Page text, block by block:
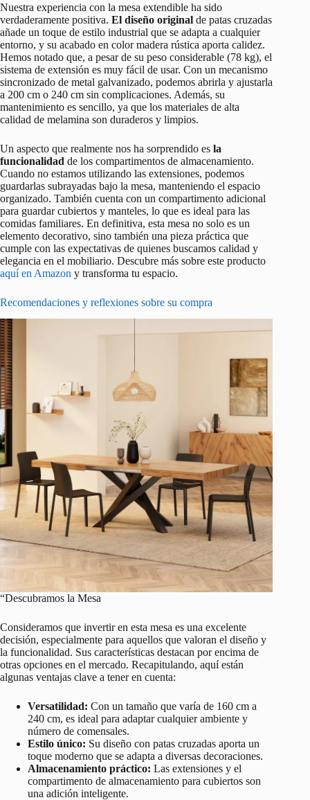
Nuestra experiencia con la mesa extendible ha sido
verdaderamente positiva. El diseño original de patas cruzadas
añade un toque de estilo industrial que se adapta a cualquier
entorno, y su acabado en color madera rústica aporta calidez.
Hemos notado que, a pesar de su peso considerable (78 kg), el
sistema de extensión es muy fácil de usar. Con un mecanismo
sincronizado de metal galvanizado, podemos abrirla y ajustarla
a 200 cm o 240 cm sin complicaciones. Además, su
mantenimiento es sencillo, ya que los materiales de alta
calidad de melamina son duraderos y limpios.
Un aspecto que realmente nos ha sorprendido es la
funcionalidad de los compartimentos de almacenamiento.
Cuando no estamos utilizando las extensiones, podemos
guardarlas subrayadas bajo la mesa, manteniendo el espacio
organizado. También cuenta con un compartimento adicional
para guardar cubiertos y manteles, lo que es ideal para las
comidas familiares. En definitiva, esta mesa no solo es un
elemento decorativo, sino también una pieza práctica que
cumple con las expectativas de quienes buscamos calidad y
elegancia en el mobiliario. Descubre más sobre este producto
aquí en Amazon y transforma tu espacio.
Recomendaciones y reflexiones sobre su compra
“Descubramos la Mesa
Consideramos que invertir en esta mesa es una excelente
decisión, especialmente para aquellos que valoran el diseño y
la funcionalidad. Sus características destacan por encima de
otras opciones en el mercado. Recapitulando, aquí están
algunas ventajas clave a tener en cuenta:
Versatilidad: Con un tamaño que varía de 160 cm a
240 cm, es ideal para adaptar cualquier ambiente y
número de comensales.
Estilo único: Su diseño con patas cruzadas aporta un
toque moderno que se adapta a diversas decoraciones.
Almacenamiento práctico: Las extensiones y el
compartimento de almacenamiento para cubiertos son
una adición inteligente.